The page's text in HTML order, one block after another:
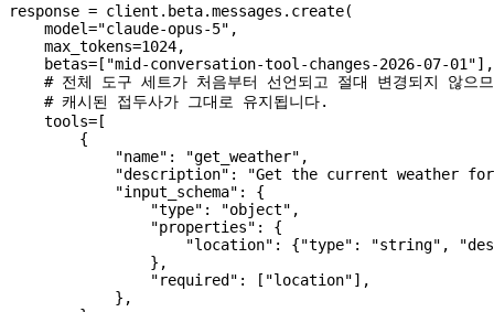
response = client.beta.messages.create(
    model
="claude-opus-5" ,
    max_tokens
=1024,
    betas
= [ "mid-conversation-tool-changes-2026-07-01"],
# 전체 도구 세트가 처음부터 선언되고 절대 변경되지 않으
    # 캐시된 접두사가 그대로 유지됩니다.
    tools
= [
        {
            "name"
: "get_weather" ,
            "description"
:
"Get the current weather
            "input_schema"
: {
                "type"
: "object" ,
                "properties"
: {
                    "location"
: {"type" : "string" ,
                },
                "required"
: [ "location"],
            },